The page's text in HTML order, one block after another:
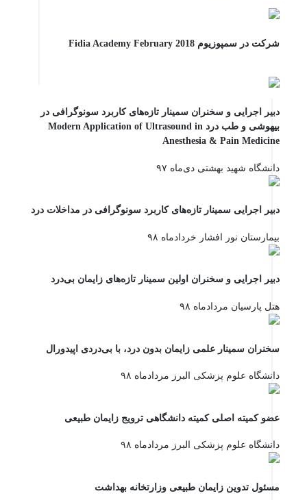
شرکت در سمپوزیوم Fidia Academy February 2018
دبیر اجرایی و سخنران سمینار تازه‌های کاربرد سونوگرافی در
بیهوشی و طب درد Modern Application of Ultrasound in
Anesthesia & Pain Medicine
دانشگاه شهید بهشتی دی‌ماه ۹۷
دبیر اجرایی سمینار تازه‌های کاربرد سونوگرافی در مداخلات درد
بیمارستان نور افشار خردادماه ۹۸
دبیر اجرایی و سخنران اولین سمینار تازه‌های زایمان بی‌درد
هتل پارسیان مردادماه ۹۸
سخنران سمینار علمی زایمان بدون درد، با بی‌دردی اپیدورال
دانشگاه علوم پزشکی البرز مردادماه ۹۸
عضو کمیته اصلی کمیته دانشگاهی ترویج زایمان طبیعی
دانشگاه علوم پزشکی البرز مردادماه ۹۸
مسئول تدوین زایمان طبیعی وزارتخانه بهداشت